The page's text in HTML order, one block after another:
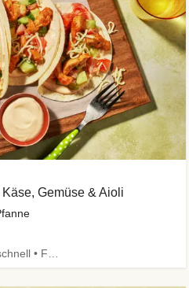
Gemüse & Aioli